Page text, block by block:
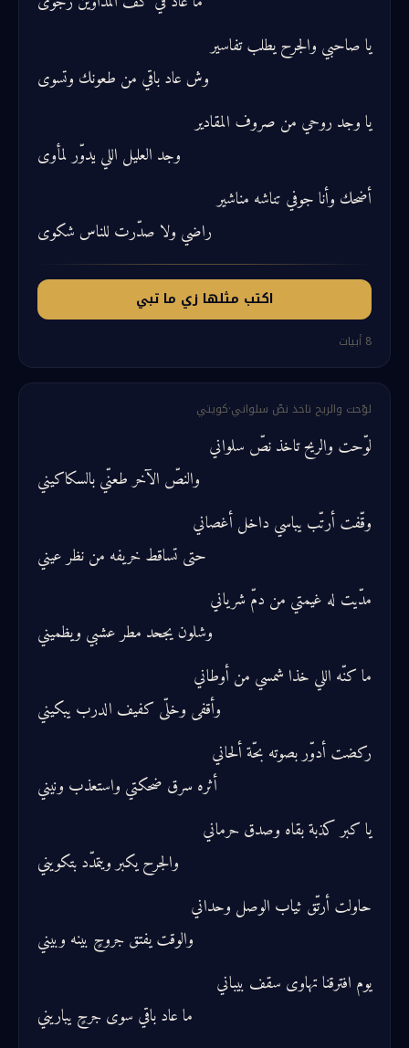
يا صاحبي والجرح يطلب تفاسير
وش عاد باقي من طعونك وتسوى
يا وجد روحي من صروف المقادير
وجد العليل اللي يدوّر لمأوى
أضحك وأنا جوفي تناشه مناشير
راضي ولا صدّرت للناس شكوى
اكتب مثلها زي ما تبي
8 أبيات
لوّحت والريح تاخذ نصّ سلواني·كويتي
لوّحت والريح تاخذ نصّ سلواني
والنصّ الآخر طعنّي بالسكاكيني
وقّفت أرتّب يباسي داخل أغصاني
حتى تساقط خريفه من نظر عيني
مدّيت له غيمتي من دمّ شرياني
وشلون يجحد مطر عشبي ويظميني
ما كنّه اللي خذا شمسي من أوطاني
وأقفى وخلّى كفيف الدرب يبكيني
ركضت أدوّر بصوته بحّة ألحاني
أثره سرق ضحكتي واستعذب ونيني
يا كبر كذبة بقاه وصدق حرماني
والجرح يكبر ويتمدّد بتكويني
حاولت أرتّق ثياب الوصل وحداني
والوقت يفتق جروحٍ بينه وبيني
يوم افترقنا تهاوى سقف بيباني
ما عاد باقي سوى جرحٍ يباريني